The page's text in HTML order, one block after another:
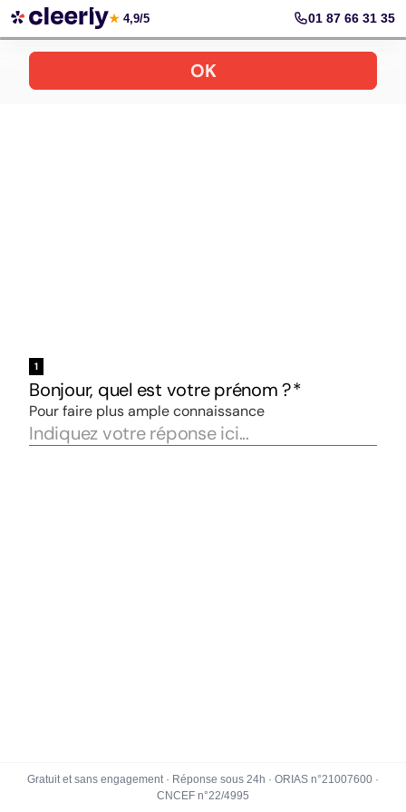
Votre simulation gratuite et personnalisée
★ 4,9/5 01 87 66 31 35
Gratuit et sans engagement · Réponse sous 24h · ORIAS n°21007600 ·
CNCEF n°22/4995